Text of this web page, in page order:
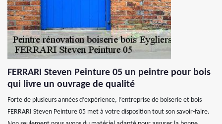
FERRARI Steven Peinture 05 un peintre pour bois
qui livre un ouvrage de qualité
Forte de plusieurs années d’expérience, l’entreprise de boiserie et bois
FERRARI Steven Peinture 05 met à votre disposition tout son savoir-faire.